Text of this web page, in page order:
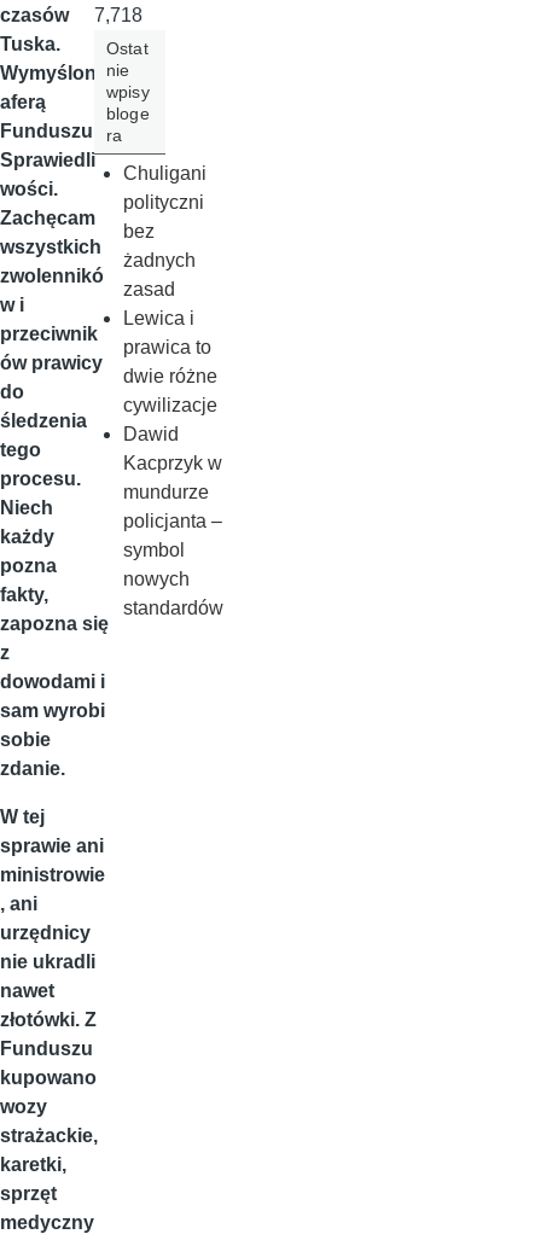
czasów
Tuska.
Wymyśloną
aferą
Funduszu
Sprawiedli
wości.
Zachęcam
wszystkich
zwolennikó
w i
przeciwnik
ów prawicy
do
śledzenia
tego
procesu.
Niech
każdy
pozna
fakty,
zapozna się
z
dowodami i
sam wyrobi
sobie
zdanie.
W tej
sprawie ani
ministrowie
, ani
urzędnicy
nie ukradli
nawet
złotówki. Z
Funduszu
kupowano
wozy
strażackie,
karetki,
sprzęt
medyczny
7,718
Ostat
nie
wpisy
bloge
ra
Chuligani
polityczni
bez
żadnych
zasad
Lewica i
prawica to
dwie różne
cywilizacje
Dawid
Kacprzyk w
mundurze
policjanta –
symbol
nowych
standardów